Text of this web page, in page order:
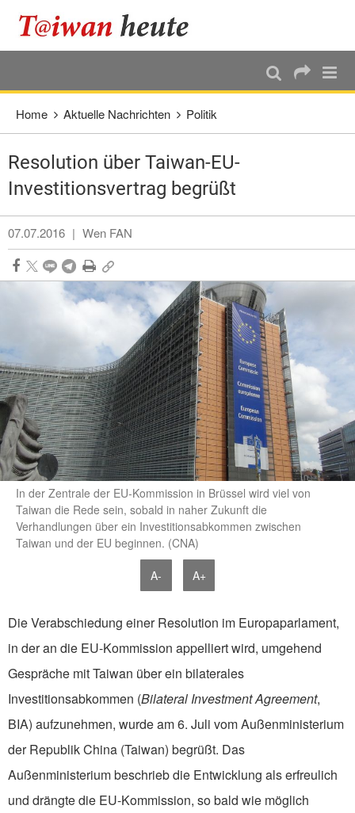
Direkt weiter zum Haupt-Inhalt
Home Aktuelle Nachrichten Politik
Resolution über Taiwan-EU-
Investitionsvertrag begrüßt
07.07.2016 | Wen FAN
In der Zentrale der EU-Kommission in Brüssel wird viel von
Taiwan die Rede sein, sobald in naher Zukunft die
Verhandlungen über ein Investitionsabkommen zwischen
Taiwan und der EU beginnen. (CNA)
A- A+
Die Verabschiedung einer Resolution im Europaparlament,
in der an die EU-Kommission appelliert wird, umgehend
Gespräche mit Taiwan über ein bilaterales
Investitionsabkommen (Bilateral Investment Agreement,
BIA) aufzunehmen, wurde am 6. Juli vom Außenministerium
der Republik China (Taiwan) begrüßt. Das
Außenministerium beschrieb die Entwicklung als erfreulich
und drängte die EU-Kommission, so bald wie möglich